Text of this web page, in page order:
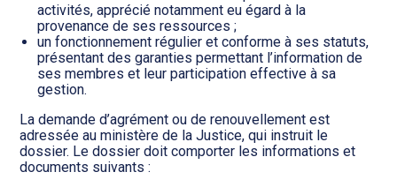
activités, apprécié notamment eu égard à la
provenance de ses ressources ;
un fonctionnement régulier et conforme à ses statuts,
présentant des garanties permettant l’information de
ses membres et leur participation effective à sa
gestion.
La demande d’agrément ou de renouvellement est
adressée au ministère de la Justice, qui instruit le
dossier. Le dossier doit comporter les informations et
documents suivants :